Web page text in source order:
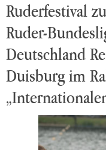
Ruderfestival
Ruder-
Deutschland
Duisburg im